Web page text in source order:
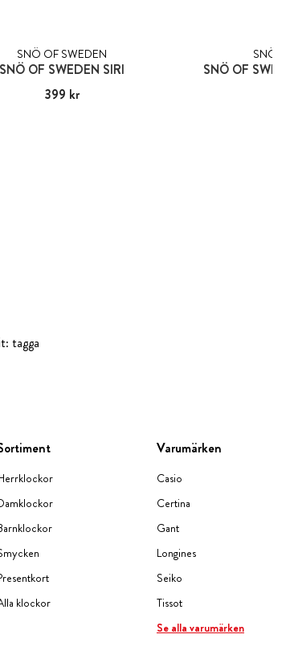
SNÖ OF SWEDEN
SNÖ OF SWEDEN SIRI
Pris:399 kr
399 kr
SNÖ OF
SNÖ OF
tagga
klockor
Varumärken
Casio
Certina
Gant
Longines
Seiko
Tissot
Se alla varumärken